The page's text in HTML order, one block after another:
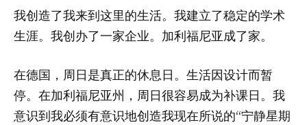
我创造了我来到这里的生活。我建立了稳定的学术
生涯。我创办了一家企业。加利福尼亚成了家。
在德国，周日是真正的休息日。生活因设计而暂
停。在加利福尼亚州，周日很容易成为补课日。我
意识到我必须有意识地创造我现在所说的“宁静星期